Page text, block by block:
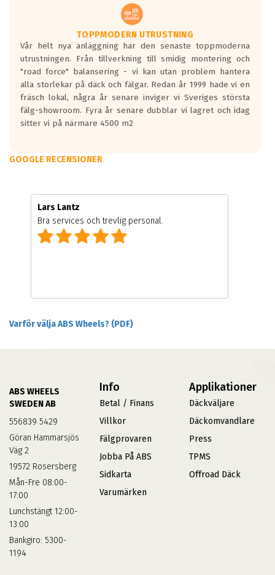
TOPPMODERN UTRUSTNING
Vår helt nya anläggning har den senaste toppmoderna
utrustningen. Från tillverkning till smidig montering och
"road force" balansering - vi kan utan problem hantera
alla storlekar på däck och fälgar. Redan år 1999 hade vi en
fräsch lokal, några år senare inviger vi Sveriges största
fälg-showroom. Fyra år senare dubblar vi lagret och idag
sitter vi på närmare 4500 m2
GOOGLE RECENSIONER
Lars Lantz
Bra services och trevlig personal.
Varför välja ABS Wheels? (PDF)
ABS WHEELS
SWEDEN AB
556839 5429
Göran Hammarsjös
Väg 2
19572 Rosersberg
Mån-Fre 08:00-
17:00
Lunchstängt 12:00-
13:00
Bankgiro: 5300-
1194
Info
Betal / Finans
Villkor
Fälgprovaren
Jobba På ABS
Sidkarta
Varumärken
Applikationer
Däckväljare
Däckomvandlare
Press
TPMS
Offroad Däck